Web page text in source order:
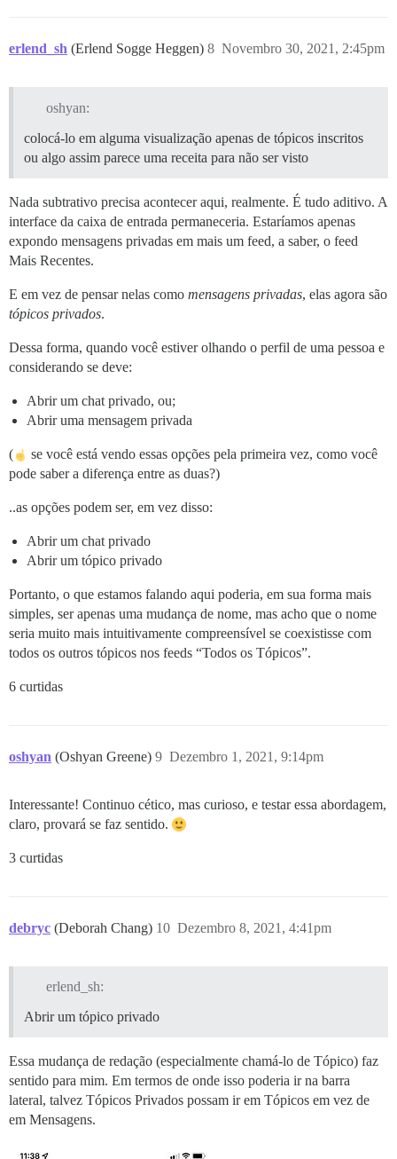
erlend_sh (Erlend Sogge Heggen) Novembro 30, 2021, 2:45pm
8
oshyan:
colocá-lo em alguma visualização apenas de tópicos inscritos
ou algo assim parece uma receita para não ser visto
Nada subtrativo precisa acontecer aqui, realmente. É tudo aditivo. A
interface da caixa de entrada permaneceria. Estaríamos apenas
expondo mensagens privadas em mais um feed, a saber, o feed
Mais Recentes.
E em vez de pensar nelas como mensagens privadas, elas agora são
tópicos privados.
Dessa forma, quando você estiver olhando o perfil de uma pessoa e
considerando se deve:
Abrir um chat privado, ou;
Abrir uma mensagem privada
(
se você está vendo essas opções pela primeira vez, como você
pode saber a diferença entre as duas?)
..as opções podem ser, em vez disso:
Abrir um chat privado
Abrir um tópico privado
Portanto, o que estamos falando aqui poderia, em sua forma mais
simples, ser apenas uma mudança de nome, mas acho que o nome
seria muito mais intuitivamente compreensível se coexistisse com
todos os outros tópicos nos feeds “Todos os Tópicos”.
6 curtidas
oshyan (Oshyan Greene) Dezembro 1, 2021, 9:14pm
9
Interessante! Continuo cético, mas curioso, e testar essa abordagem,
claro, provará se faz sentido.
3 curtidas
debryc (Deborah Chang) Dezembro 8, 2021, 4:41pm
10
erlend_sh:
Abrir um tópico privado
Essa mudança de redação (especialmente chamá-lo de Tópico) faz
sentido para mim. Em termos de onde isso poderia ir na barra
lateral, talvez Tópicos Privados possam ir em Tópicos em vez de
em Mensagens.